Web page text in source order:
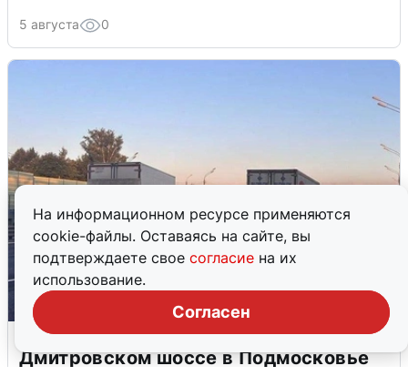
На информационном ресурсе применяются
cookie-файлы. Оставаясь на сайте, вы
подтверждаете свое согласие на их
использование.
Согласен
5 августа 0
Пять машин столкнулись на
Дмитровском шоссе в Подмосковье